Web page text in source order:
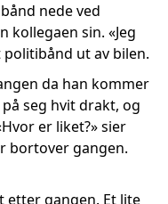
nede ved
kollegaen sin. «Jeg
ut av bilen.
da han kommer
seg hvit drakt, og
er liket?» sier
bortover gangen.
etter gangen. Et lite